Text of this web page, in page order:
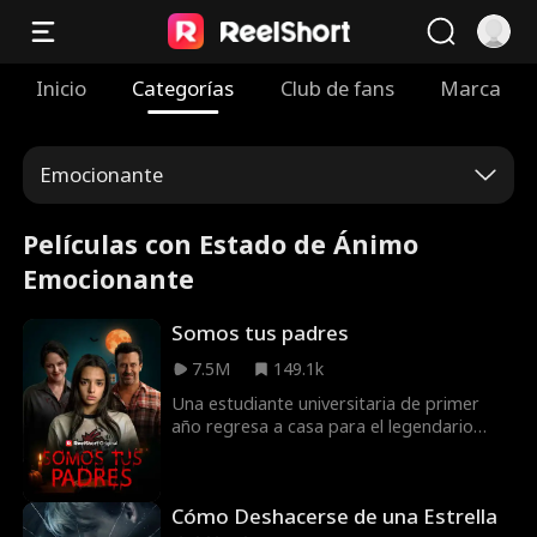
Inicio Categorías Club de fans Marca
Emocionante
Películas con Estado de Ánimo
Emocionante
Somos tus padres
7.5M
149.1k
Una estudiante universitaria de primer
año regresa a casa para el legendario
Cómo Deshacerse de una Estrella